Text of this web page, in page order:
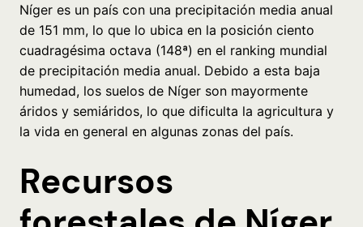
Níger es un país con una precipitación media anual
de 151 mm, lo que lo ubica en la posición ciento
cuadragésima octava (148ª) en el ranking mundial
de precipitación media anual. Debido a esta baja
humedad, los suelos de Níger son mayormente
áridos y semiáridos, lo que dificulta la agricultura y
la vida en general en algunas zonas del país.
Recursos